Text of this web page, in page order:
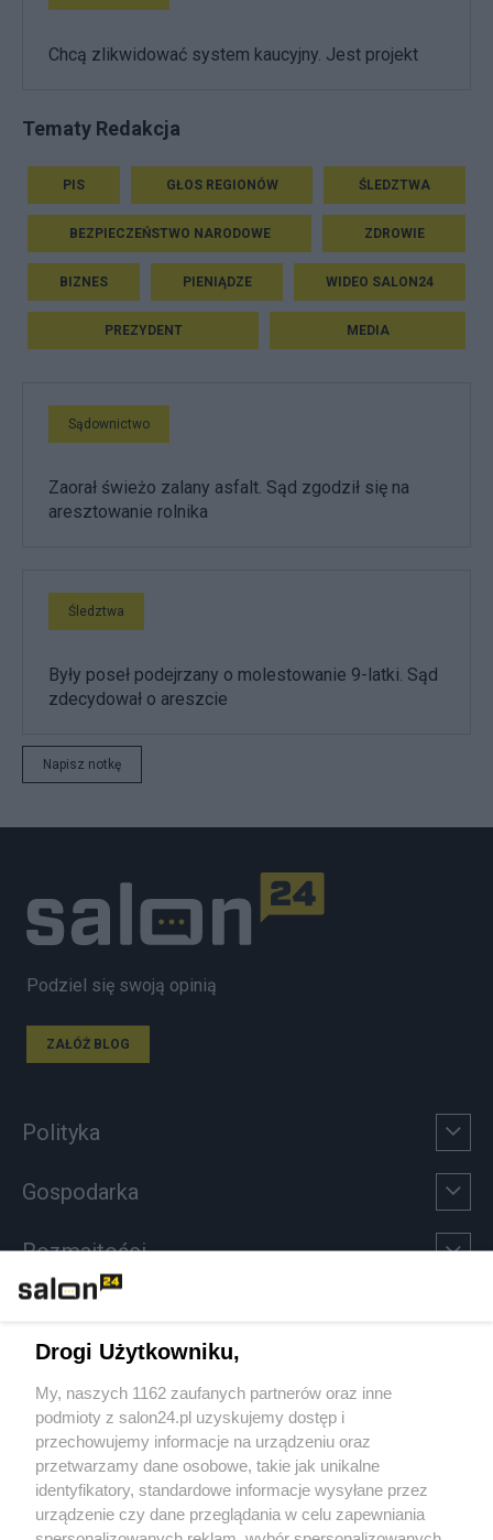
Chcą zlikwidować system kaucyjny. Jest projekt
Tematy Redakcja
PIS GŁOS REGIONÓW ŚLEDZTWA
BEZPIECZEŃSTWO NARODOWE ZDROWIE
BIZNES PIENIĄDZE WIDEO SALON24
PREZYDENT MEDIA
Sądownictwo
Zaorał świeżo zalany asfalt. Sąd zgodził się na
aresztowanie rolnika
Śledztwa
Były poseł podejrzany o molestowanie 9-latki. Sąd
zdecydował o areszcie
Napisz notkę
Podziel się swoją opinią
ZAŁÓŻ BLOG
Polityka
Gospodarka
Rozmaitości
Sport
Społeczeństwo
Kultura
Drogi Użytkowniku,
My, naszych 1162 zaufanych partnerów oraz inne
podmioty z salon24.pl uzyskujemy dostęp i
przechowujemy informacje na urządzeniu oraz
przetwarzamy dane osobowe, takie jak unikalne
identyfikatory, standardowe informacje wysyłane przez
urządzenie czy dane przeglądania w celu zapewniania